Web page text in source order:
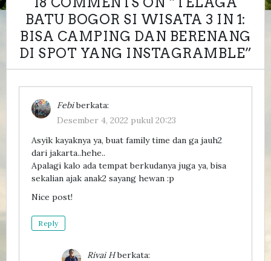
BATU BOGOR SI WISATA 3 IN 1:
BISA CAMPING DAN BERENANG
DI SPOT YANG INSTAGRAMBLE”
Febi berkata:
Desember 4, 2022 pukul 20:23
Asyik kayaknya ya, buat family time dan ga jauh2
dari jakarta..hehe..
Apalagi kalo ada tempat berkudanya juga ya, bisa
sekalian ajak anak2 sayang hewan :p
Nice post!
Reply
Rivai H berkata: